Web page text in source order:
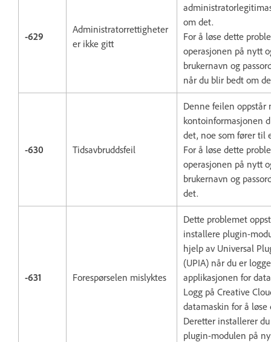
-629
Administratorrettigheter
er ikke gitt
om det.
For å løse dette
operasjonen på nytt
brukernavn og
når du blir bedt om
-630 Tidsavbruddsfeil
Denne feilen oppstår
kontoinformasjonen
det, noe som fører til
For å løse dette
operasjonen på nytt
brukernavn og
det.
-631 Forespørselen mislyktes
Dette problemet
installere plugin-
hjelp av Universal
(UPIA) når du er
applikasjonen for
Logg på Creative
datamaskin for å
Deretter installerer
plugin-modulen på